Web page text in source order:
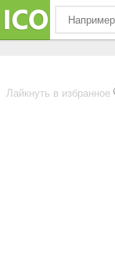
Лайкнуть в избранное